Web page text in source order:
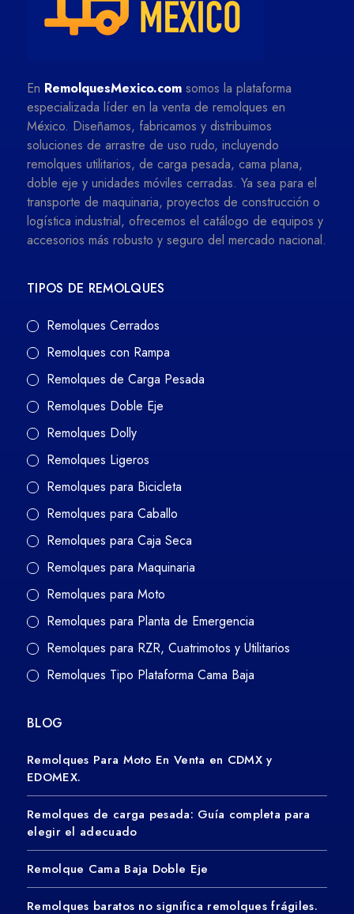
En RemolquesMexico.com somos la plataforma
especializada líder en la venta de remolques en
México. Diseñamos, fabricamos y distribuimos
soluciones de arrastre de uso rudo, incluyendo
remolques utilitarios, de carga pesada, cama plana,
doble eje y unidades móviles cerradas. Ya sea para el
transporte de maquinaria, proyectos de construcción o
logística industrial, ofrecemos el catálogo de equipos y
accesorios más robusto y seguro del mercado nacional.
TIPOS DE REMOLQUES
Remolques Cerrados
Remolques con Rampa
Remolques de Carga Pesada
Remolques Doble Eje
Remolques Dolly
Remolques Ligeros
Remolques para Bicicleta
Remolques para Caballo
Remolques para Caja Seca
Remolques para Maquinaria
Remolques para Moto
Remolques para Planta de Emergencia
Remolques para RZR, Cuatrimotos y Utilitarios
Remolques Tipo Plataforma Cama Baja
BLOG
Remolques Para Moto En Venta en CDMX y
EDOMEX.
Remolques de carga pesada: Guía completa para
elegir el adecuado
Remolque Cama Baja Doble Eje
Remolques baratos no significa remolques frágiles.